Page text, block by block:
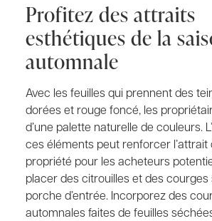
Profitez des attraits
esthétiques de la
automnale
Avec les feuilles qui prennent des
dorées et rouge foncé, les
d’une palette naturelle de couleurs.
ces éléments peut renforcer l’attrait
propriété pour les acheteurs
placer des citrouilles et des courges
porche d’entrée. Incorporez des
automnales faites de feuilles